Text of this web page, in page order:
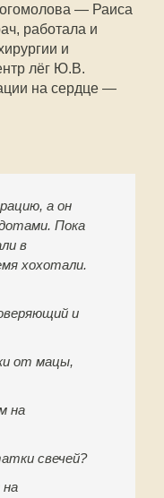
— Раиса
работала и
и
лёг Ю.В.
на сердце —
а он
Пока
в
хохотали.
и
от мацы,
на
свечей?